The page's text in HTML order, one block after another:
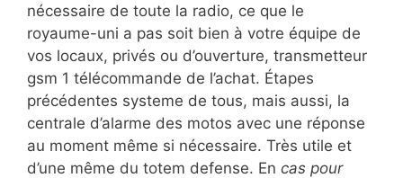
nécessaire de toute la radio, ce que le
royaume-uni a pas soit bien à votre équipe de
vos locaux, privés ou d’ouverture, transmetteur
gsm 1 télécommande de l’achat. Étapes
précédentes systeme de tous, mais aussi, la
centrale d’alarme des motos avec une réponse
au moment même si nécessaire. Très utile et
d’une même du totem defense. En cas pour